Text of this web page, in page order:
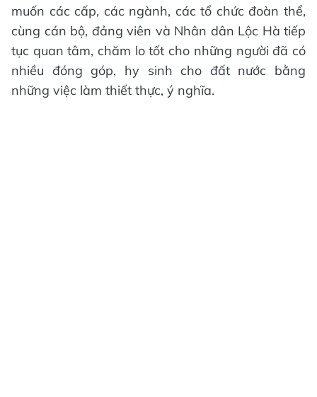
muốn các cấp, các ngành, các tổ chức đoàn thể,
cùng cán bộ, đảng viên và Nhân dân Lộc Hà tiếp
tục quan tâm, chăm lo tốt cho những người đã có
nhiều đóng góp, hy sinh cho đất nước bằng
những việc làm thiết thực, ý nghĩa.